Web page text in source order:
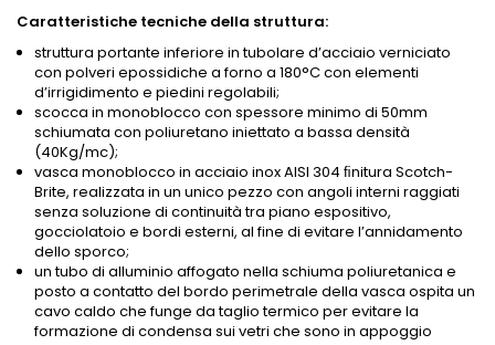
Caratteristiche tecniche della struttura:
struttura portante inferiore in tubolare d’acciaio verniciato
con polveri epossidiche a forno a 180°C con elementi
d’irrigidimento e piedini regolabili;
scocca in monoblocco con spessore minimo di 50mm
schiumata con poliuretano iniettato a bassa densità
(40Kg/mc);
vasca monoblocco in acciaio inox AISI 304 ﬁnitura Scotch-
Brite, realizzata in un unico pezzo con angoli interni raggiati
senza soluzione di continuità tra piano espositivo,
gocciolatoio e bordi esterni, al fine di evitare l’annidamento
dello sporco;
un tubo di alluminio affogato nella schiuma poliuretanica e
posto a contatto del bordo perimetrale della vasca ospita un
cavo caldo che funge da taglio termico per evitare la
formazione di condensa sui vetri che sono in appoggio